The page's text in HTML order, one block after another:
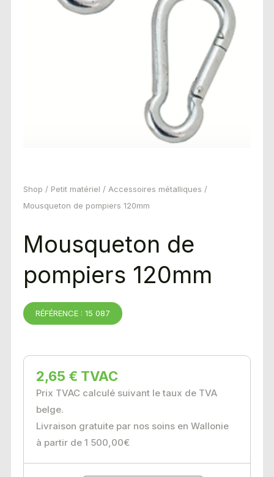
Shop / Petit matériel / Accessoires métalliques /
Mousqueton de pompiers 120mm
Mousqueton de
pompiers 120mm
RÉFÉRENCE : 15 087
2,65 € TVAC
Prix TVAC calculé suivant le taux de TVA
belge.
Livraison gratuite par nos soins en Wallonie
à partir de 1 500,00€